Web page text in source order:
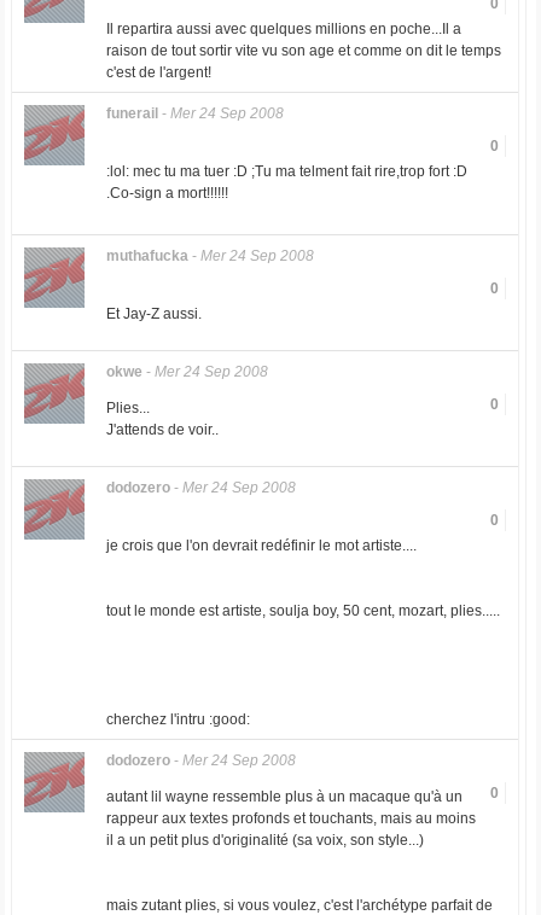
0
Il repartira aussi avec quelques millions en poche...Il a
raison de tout sortir vite vu son age et comme on dit le temps
c'est de l'argent!
funerail - Mer 24 Sep 2008
0
:lol: mec tu ma tuer :D ;Tu ma telment fait rire,trop fort :D
.Co-sign a mort!!!!!!
muthafucka- Mer 24 Sep 2008
0
Et Jay-Z aussi.
okwe - Mer 24 Sep 2008
0
Plies...
J'attends de voir..
dodozero- Mer 24 Sep 2008
0
je crois que l'on devrait redéfinir le mot artiste....
tout le monde est artiste, soulja boy, 50 cent, mozart, plies.....
cherchez l'intru :good:
dodozero- Mer 24 Sep 2008
0
autant lil wayne ressemble plus à un macaque qu'à un
rappeur aux textes profonds et touchants, mais au moins
il a un petit plus d'originalité (sa voix, son style...)
mais zutant plies, si vous voulez, c'est l'archétype parfait de